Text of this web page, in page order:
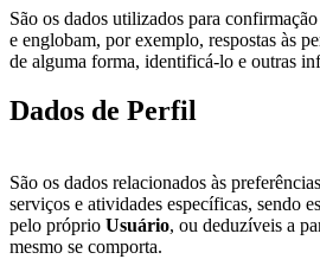
São os dados utilizados para
e englobam, por exemplo, respostas às
de alguma forma, identificá-lo e outras
Dados de Perfil
São os dados relacionados às
serviços e atividades específicas, sendo
pelo próprio Usuário, ou deduzíveis a
mesmo se comporta.